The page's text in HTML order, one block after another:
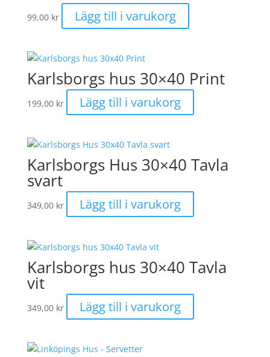
99,00 kr Lägg till i varukorg
Karlsborgs hus 30×40 Print
199,00 kr Lägg till i varukorg
Karlsborgs Hus 30×40 Tavla
svart
349,00 kr Lägg till i varukorg
Karlsborgs hus 30×40 Tavla
vit
349,00 kr Lägg till i varukorg